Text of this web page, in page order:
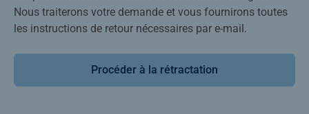
Nous traiterons votre demande et vous fournirons toutes
les instructions de retour nécessaires par e-mail.
Procéder à la rétractation